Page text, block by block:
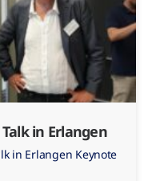
in Erlangen
in Erlangen Keynote